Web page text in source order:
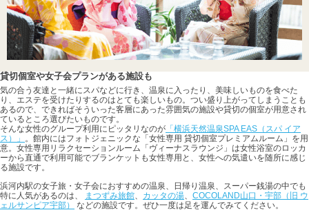
貸切個室や女子会プランがある施設も
気の合う友達と一緒にスパなどに行き、温泉に入ったり、美味しいものを食べた
り、エステを受けたりするのはとても楽しいもの。つい盛り上がってしまうことも
あるので、できればそういった客層にあった雰囲気の施設や貸切の個室が用意され
ているところ選びたいものです。
そんな女性のグループ利用にピッタリなのが 「横浜天然温泉SPA EAS（スパ イア
ス）」 。館内にはフォトジェニックな「女性専用 貸切個室プレミアムルーム」を用
意。女性専用リラクセーションルーム「ヴィーナスラウンジ」は女性浴室のロッカ
ーから直通で利用可能でブランケットも女性専用と、女性への気遣いを随所に感じ
る施設です。
浜河内駅の女子旅・女子会におすすめの温泉、日帰り温泉、スーパー銭湯の中でも
特に人気があるのは、
まつずみ旅館、 カッタの湯、 COCOLAND山口・宇部（旧 ウ
ェルサンピア宇部）
などの施設です。ぜひ一度は足を運んでみてください。